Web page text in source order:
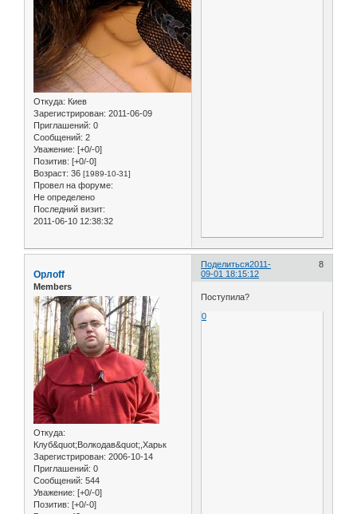
Откуда: Киев
Зарегистрирован: 2011-06-09
Приглашений: 0
Сообщений: 2
Уважение: [+0/-0]
Позитив: [+0/-0]
Возраст: 36 [1989-10-31]
Провел на форуме:
Не определено
Последний визит:
2011-06-10 12:38:32
Поделиться 8
2011-
09-01 18:15:12
Орлоff
Members
Откуда:
Клуб&quot;Волкодав&quot;,Харьк
Зарегистрирован: 2006-10-14
Приглашений: 0
Сообщений: 544
Уважение: [+0/-0]
Позитив: [+0/-0]
Поступила?
0